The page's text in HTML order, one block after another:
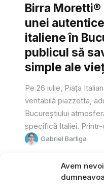
Avem
Birra
unei
italiene în
publicul să
simple ale
Pe 26 iulie, Piața
veritabilă piazzetta,
Bucureștiului
specifică Italiei.
Gabriel Barliga